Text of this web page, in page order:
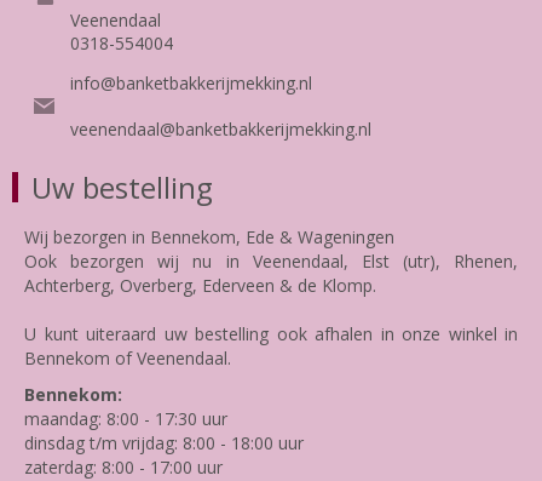
Veenendaal
0318-554004
info@banketbakkerijmekking.nl
veenendaal@banketbakkerijmekking.nl
Uw bestelling
Wij bezorgen in Bennekom, Ede & Wageningen
Ook bezorgen wij nu in Veenendaal, Elst (utr), Rhenen,
Achterberg, Overberg, Ederveen & de Klomp.
U kunt uiteraard uw bestelling ook afhalen in onze winkel in
Bennekom of Veenendaal.
Bennekom:
maandag: 8:00 - 17:30 uur
dinsdag t/m vrijdag: 8:00 - 18:00 uur
zaterdag: 8:00 - 17:00 uur